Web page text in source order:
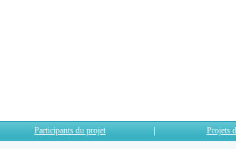
Participants du projet Projets